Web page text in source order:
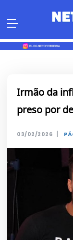
Irmão da
preso por
03/02/2026 |